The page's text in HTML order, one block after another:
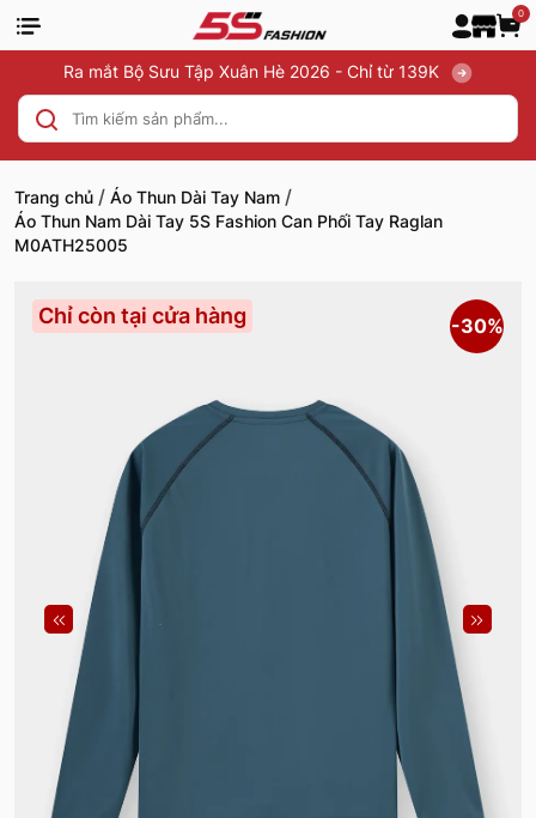
0
Ra mắt Bộ Sưu Tập Xuân Hè 2026 - Chỉ từ 139K
Trang chủ / Áo Thun Dài Tay Nam /
Áo Thun Nam Dài Tay 5S Fashion Can Phối Tay Raglan
M0ATH25005
Chỉ còn tại cửa hàng -30%